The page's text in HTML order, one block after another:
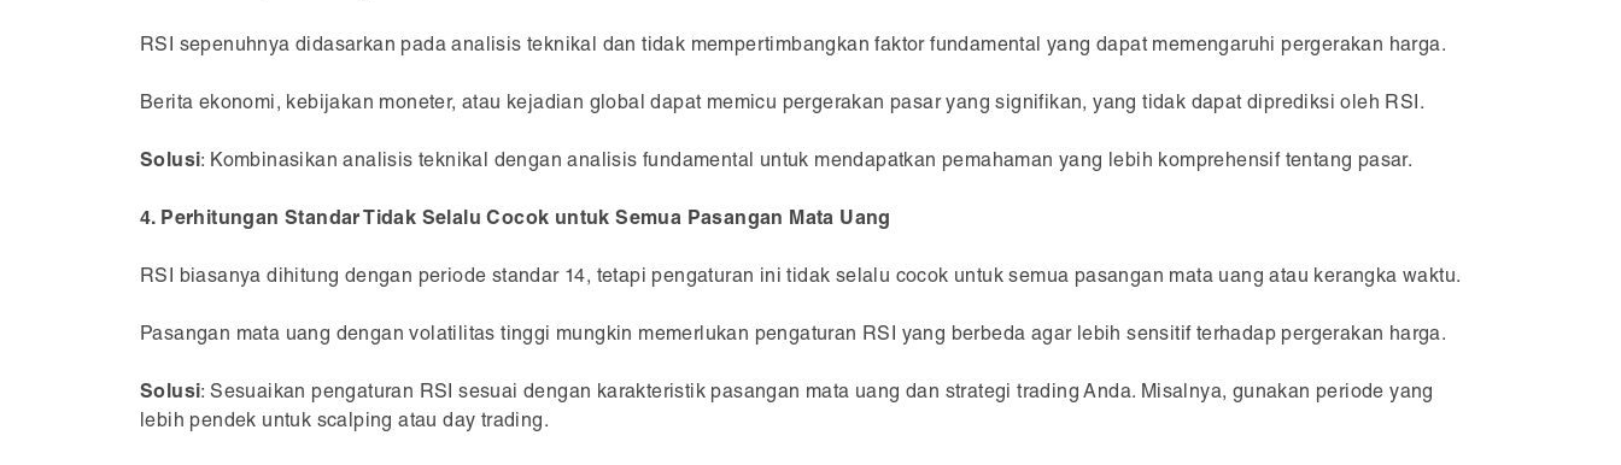
RSI sepenuhnya didasarkan pada analisis teknikal dan tidak mempertimbangkan faktor fundamental yang dapat memengaruhi pergerakan harga.
Berita ekonomi, kebijakan moneter, atau kejadian global dapat memicu pergerakan pasar yang signifikan, yang tidak dapat diprediksi oleh RSI.
Solusi: Kombinasikan analisis teknikal dengan analisis fundamental untuk mendapatkan pemahaman yang lebih komprehensif tentang pasar.
4. Perhitungan Standar Tidak Selalu Cocok untuk Semua Pasangan Mata Uang
RSI biasanya dihitung dengan periode standar 14, tetapi pengaturan ini tidak selalu cocok untuk semua pasangan mata uang atau kerangka waktu.
Pasangan mata uang dengan volatilitas tinggi mungkin memerlukan pengaturan RSI yang berbeda agar lebih sensitif terhadap pergerakan harga.
Solusi: Sesuaikan pengaturan RSI sesuai dengan karakteristik pasangan mata uang dan strategi trading Anda. Misalnya, gunakan periode yang
lebih pendek untuk scalping atau day trading.